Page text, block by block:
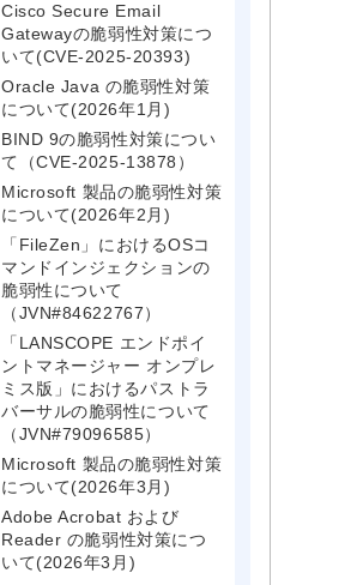
Cisco Secure Email
Gatewayの脆弱性対策につ
いて(CVE-2025-20393)
Oracle Java の脆弱性対策
について(2026年1月)
BIND 9の脆弱性対策につい
て（CVE-2025-13878）
Microsoft 製品の脆弱性対策
について(2026年2月)
「FileZen」におけるOSコ
マンドインジェクションの
脆弱性について
（JVN#84622767）
「LANSCOPE エンドポイ
ントマネージャー オンプレ
ミス版」におけるパストラ
バーサルの脆弱性について
（JVN#79096585）
Microsoft 製品の脆弱性対策
について(2026年3月)
Adobe Acrobat および
Reader の脆弱性対策につ
いて(2026年3月)